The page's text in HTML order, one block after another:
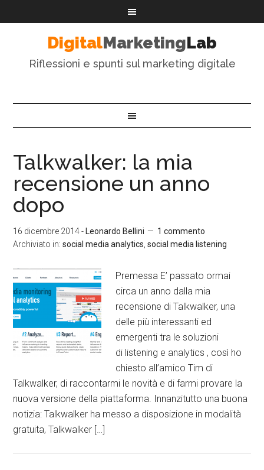
DigitalMarketingLab
Riflessioni e spunti sul marketing digitale
Talkwalker: la mia
recensione un anno
dopo
16 dicembre 2014- Leonardo Bellini
1 commento
Archiviato in:social media analytics ,social media listening
Premessa E’ passato ormai
circa un anno dalla mia
recensione di Talkwalker, una
delle più interessanti ed
emergenti tra le soluzioni
di listening e analytics , così ho
chiesto all’amico Tim di
Talkwalker, di raccontarmi le novità e di farmi provare la
nuova versione della piattaforma. Innanzitutto una buona
notizia: Talkwalker ha messo a disposizione in modalità
gratuita, Talkwalker […]